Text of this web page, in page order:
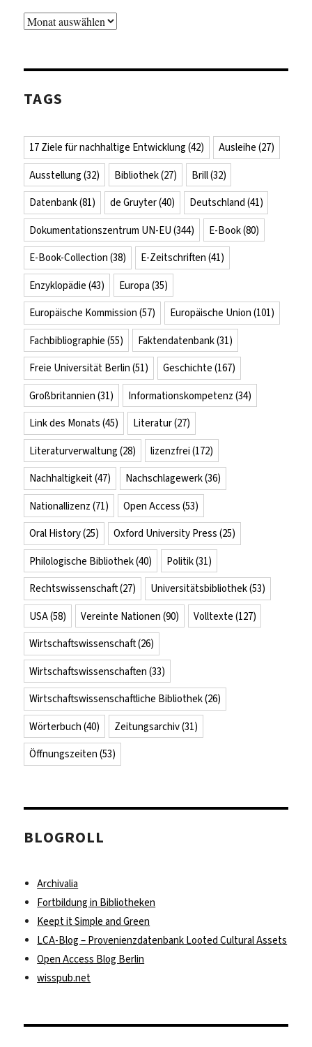
Archiv
TAGS
17 Ziele für nachhaltige Entwicklung (42) Ausleihe (27)
Ausstellung (32) Bibliothek(27) Brill(32)
Datenbank(81) de Gruyter(40) Deutschland (41)
Dokumentationszentrum UN-EU (344) E-Book(80)
E-Book-Collection (38) E-Zeitschriften (41)
Enzyklopädie (43) Europa (35)
Europäische Kommission (57) Europäische Union (101)
Fachbibliographie (55) Faktendatenbank(31)
Freie Universität Berlin (51) Geschichte (167)
Großbritannien (31) Informationskompetenz (34)
Link des Monats (45) Literatur(27)
Literaturverwaltung (28) lizenzfrei (172)
Nachhaltigkeit(47) Nachschlagewerk(36)
Nationallizenz (71) Open Access (53)
Oral History(25) Oxford University Press (25)
Philologische Bibliothek(40) Politik(31)
Rechtswissenschaft(27) Universitätsbibliothek(53)
USA(58) Vereinte Nationen (90) Volltexte (127)
Wirtschaftswissenschaft(26)
Wirtschaftswissenschaften (33)
Wirtschaftswissenschaftliche Bibliothek(26)
Wörterbuch (40) Zeitungsarchiv(31)
Öffnungszeiten (53)
BLOGROLL
Archivalia
Fortbildung in Bibliotheken
Keept it Simple and Green
LCA-Blog – Provenienzdatenbank Looted Cultural Assets
Open Access Blog Berlin
wisspub.net